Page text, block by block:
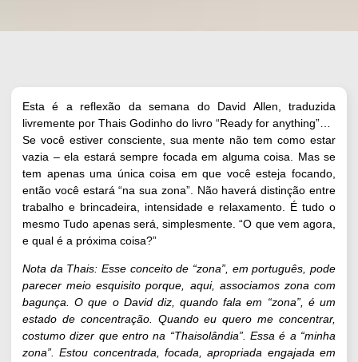
Esta é a reflexão da semana do David Allen, traduzida
livremente por Thais Godinho do livro “Ready for anything”…
Se você estiver consciente, sua mente não tem como estar
vazia – ela estará sempre focada em alguma coisa. Mas se
tem apenas uma única coisa em que você esteja focando,
então você estará “na sua zona”. Não haverá distinção entre
trabalho e brincadeira, intensidade e relaxamento. É tudo o
mesmo Tudo apenas será, simplesmente. “O que vem agora,
e qual é a próxima coisa?”
Nota da Thais: Esse conceito de “zona”, em português, pode
parecer meio esquisito porque, aqui, associamos zona com
bagunça. O que o David diz, quando fala em “zona”, é um
estado de concentração. Quando eu quero me concentrar,
costumo dizer que entro na “Thaisolândia”. Essa é a “minha
zona”. Estou concentrada, focada, apropriada engajada em